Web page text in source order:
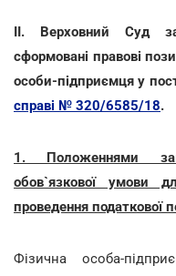
ІІ. Верховний Суд
сформовані правові
особи-підприємця у
справі № 320/6585/18.
1. Положеннями
обов`язкової умови
проведення податкової
Фізична особа-